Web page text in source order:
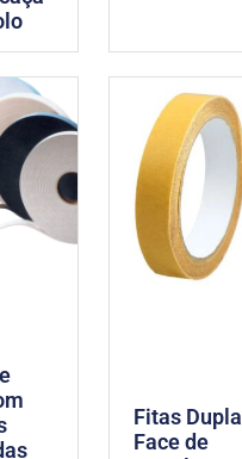
Fitas Dupla
Face de